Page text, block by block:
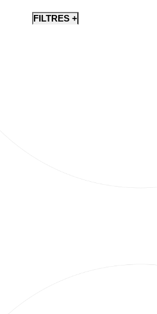
FILTRES +